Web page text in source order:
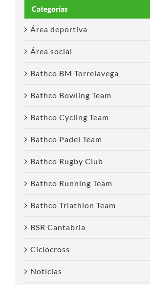
Categorías
Área deportiva
Área social
Bathco BM Torrelavega
Bathco Bowling Team
Bathco Cycling Team
Bathco Padel Team
Bathco Rugby Club
Bathco Running Team
Bathco Triathlon Team
BSR Cantabria
Ciclocross
Noticias